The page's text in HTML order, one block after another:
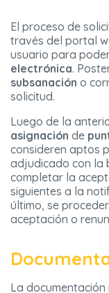
El proceso de
través del portal
usuario para
electrónica.
subsanación o
solicitud.
Luego de la
asignación de
consideren aptos
adjudicado con la
completar la
siguientes a la
último, se
aceptación o
La documentación